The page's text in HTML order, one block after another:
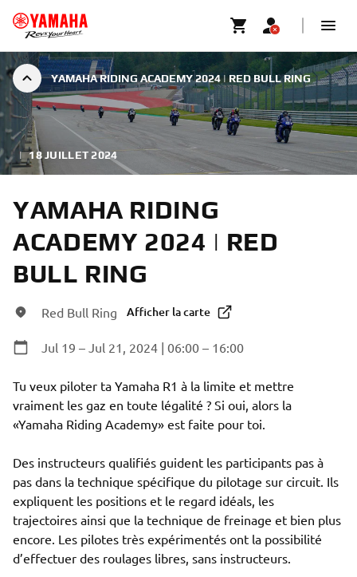
YAMAHA RIDING ACADEMY 2024 | RED BULL RING
| 18 JUILLET 2024
YAMAHA RIDING
ACADEMY 2024 | RED
BULL RING
Red Bull Ring Afficher la carte
Jul 19 – Jul 21, 2024 | 06:00 – 16:00
Tu veux piloter ta Yamaha R1 à la limite et mettre
vraiment les gaz en toute légalité ? Si oui, alors la
«Yamaha Riding Academy» est faite pour toi.
Des instructeurs qualifiés guident les participants pas à
pas dans la technique spécifique du pilotage sur circuit. Ils
expliquent les positions et le regard idéals, les
trajectoires ainsi que la technique de freinage et bien plus
encore. Les pilotes très expérimentés ont la possibilité
d’effectuer des roulages libres, sans instructeurs.